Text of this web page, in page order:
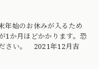
始のお休みが入るため
1か月ほどかかります。恐
さい。 2021年12月吉